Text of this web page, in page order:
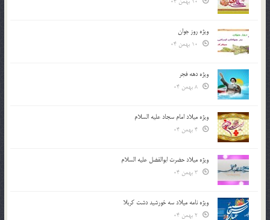
ویژه روز جوان
ویژه دهه فجر
ویژه میلاد امام سجاد علیه السلام
ویژه میلاد حضرت ابوالفضل علیه السلام
ویژه نامه میلاد سه خورشید دشت کربلا